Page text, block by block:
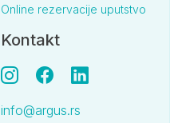
Online rezervacije uputstvo
Kontakt
info@argus.rs